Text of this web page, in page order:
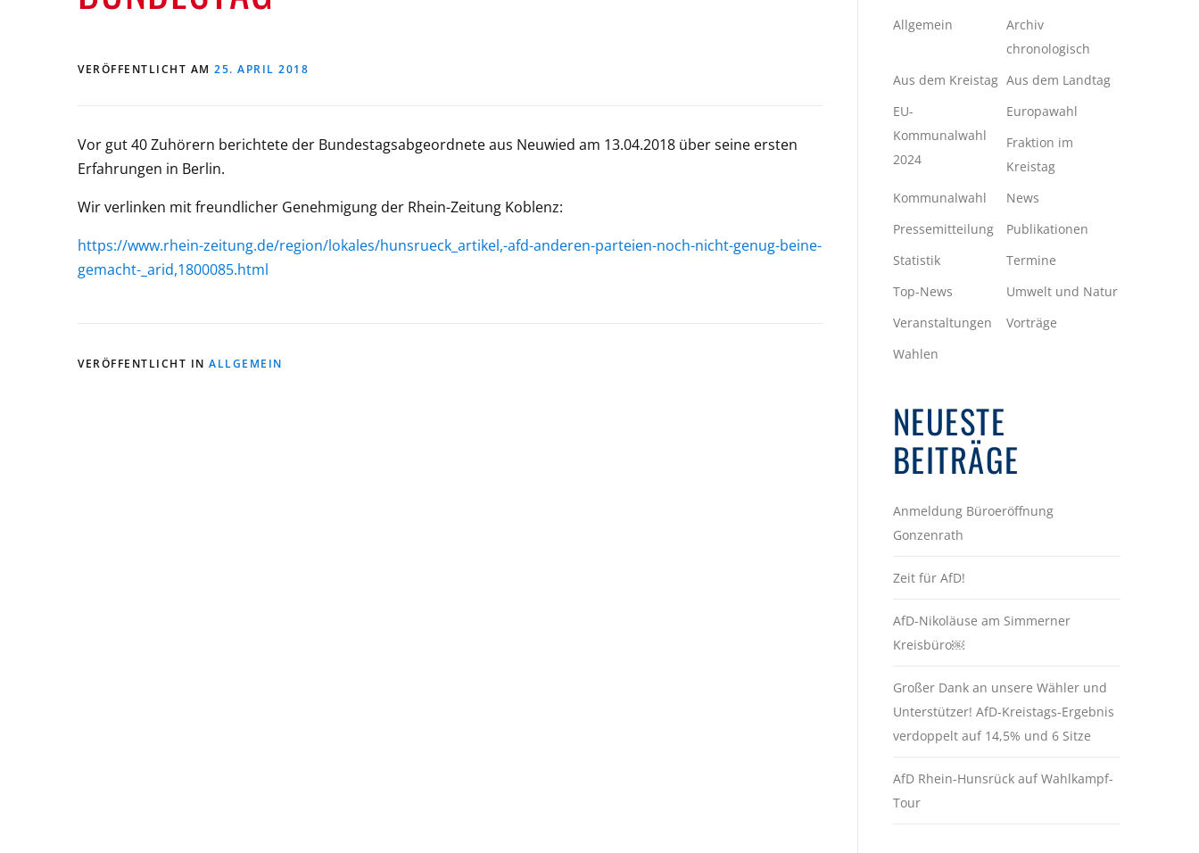
VERÖFFENTLICHT AM 25. APRIL 2018
Vor gut 40 Zuhörern berichtete der Bundestagsabgeordnete aus Neuwied am 13.04.2018 über seine ersten
Erfahrungen in Berlin.
Wir verlinken mit freundlicher Genehmigung der Rhein-Zeitung Koblenz:
https://www.rhein-zeitung.de/region/lokales/hunsrueck_artikel,-afd-anderen-parteien-noch-nicht-genug-beine-
gemacht-_arid,1800085.html
VERÖFFENTLICHT IN ALLGEMEIN
Allgemein
Archiv
chronologisch
Aus dem Kreistag Aus dem Landtag
EU-
Kommunalwahl
2024
Europawahl
Fraktion im
Kreistag
Kommunalwahl
News
Pressemitteilung
Publikationen
Statistik
Termine
Top-News
Umwelt und Natur
Veranstaltungen
Vorträge
Wahlen
NEUESTE
BEITRÄGE
Anmeldung Büroeröffnung
Gonzenrath
Zeit für AfD!
AfD-Nikoläuse am Simmerner
Kreisbüro￼
Großer Dank an unsere Wähler und
Unterstützer! AfD-Kreistags-Ergebnis
verdoppelt auf 14,5% und 6 Sitze
AfD Rhein-Hunsrück auf Wahlkampf-
Tour